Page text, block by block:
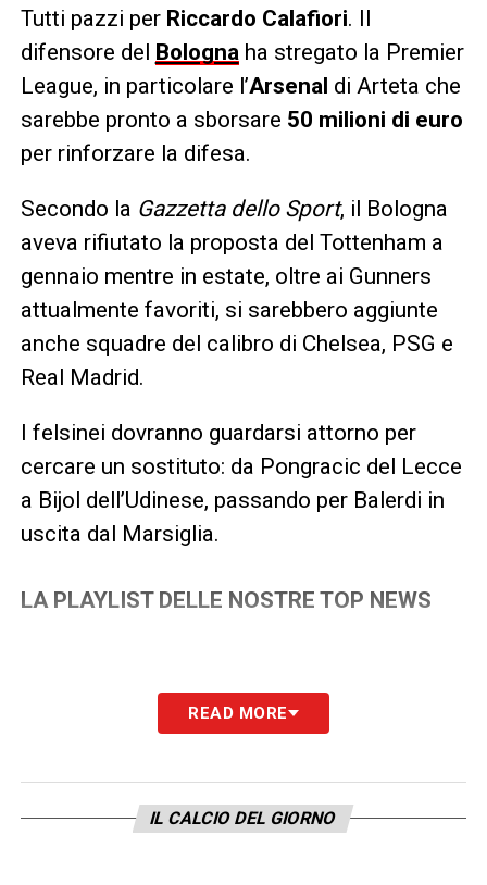
Tutti pazzi per Riccardo Calafiori. Il
difensore del Bologna ha stregato la Premier
League, in particolare l’Arsenal di Arteta che
sarebbe pronto a sborsare 50 milioni di euro
per rinforzare la difesa.
Secondo la Gazzetta dello Sport, il Bologna
aveva rifiutato la proposta del Tottenham a
gennaio mentre in estate, oltre ai Gunners
attualmente favoriti, si sarebbero aggiunte
anche squadre del calibro di Chelsea, PSG e
Real Madrid.
I felsinei dovranno guardarsi attorno per
cercare un sostituto: da Pongracic del Lecce
a Bijol dell’Udinese, passando per Balerdi in
uscita dal Marsiglia.
LA PLAYLIST DELLE NOSTRE TOP NEWS
READ MORE
IL CALCIO DEL GIORNO